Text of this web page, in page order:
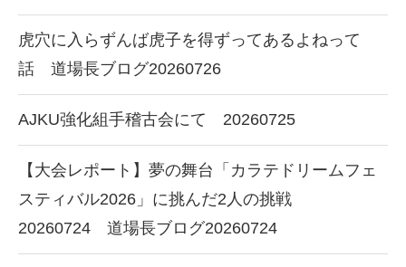
虎穴に入らずんば虎子を得ずってあるよねって
話 道場長ブログ20260726
AJKU強化組手稽古会にて 20260725
【大会レポート】夢の舞台「カラテドリームフェ
スティバル2026」に挑んだ2人の挑戦
20260724 道場長ブログ20260724